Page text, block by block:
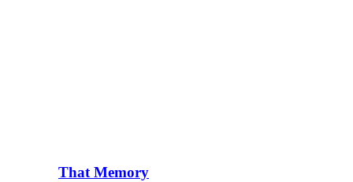
That Memory